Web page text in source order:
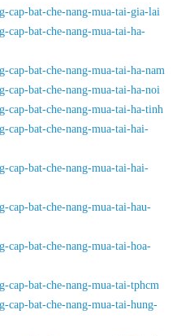
cap-bat-che-nang-mua-tai-gia-lai
cap-bat-che-nang-mua-tai-ha-
cap-bat-che-nang-mua-tai-ha-nam
cap-bat-che-nang-mua-tai-ha-noi
cap-bat-che-nang-mua-tai-ha-tinh
cap-bat-che-nang-mua-tai-hai-
cap-bat-che-nang-mua-tai-hai-
cap-bat-che-nang-mua-tai-hau-
cap-bat-che-nang-mua-tai-hoa-
cap-bat-che-nang-mua-tai-tphcm
cap-bat-che-nang-mua-tai-hung-